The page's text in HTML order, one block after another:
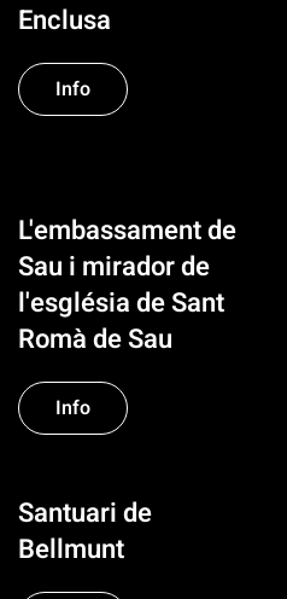
Enclusa
Info
L'embassament de
Sau i mirador de
l'església de Sant
Romà de Sau
Info
Santuari de
Bellmunt